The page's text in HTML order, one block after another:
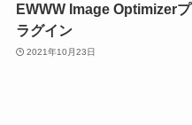
EWWW Image Optimizerプ
ラグイン
2021年10月23日